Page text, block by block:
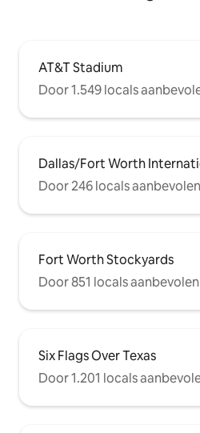
AT&T Stadium
Door 1.549 locals
Dallas/Fort Worth
Door 246 locals aanbevolen
Fort Worth Stockyards
Door 851 locals aanbevolen
Six Flags Over Texas
Door 1.201 locals